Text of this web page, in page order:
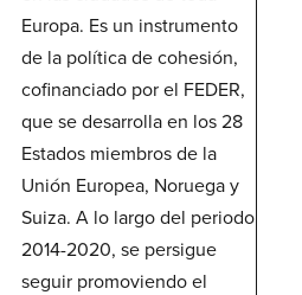
Europa. Es un instrumento
de la política de cohesión,
cofinanciado por el FEDER,
que se desarrolla en los 28
Estados miembros de la
Unión Europea, Noruega y
Suiza. A lo largo del periodo
2014-2020, se persigue
seguir promoviendo el